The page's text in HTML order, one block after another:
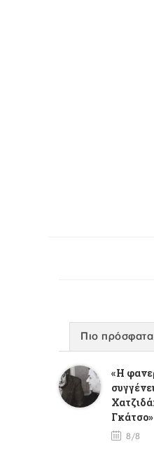
Πιο πρόσφατα
«Η
Γκάτσο»
8/8